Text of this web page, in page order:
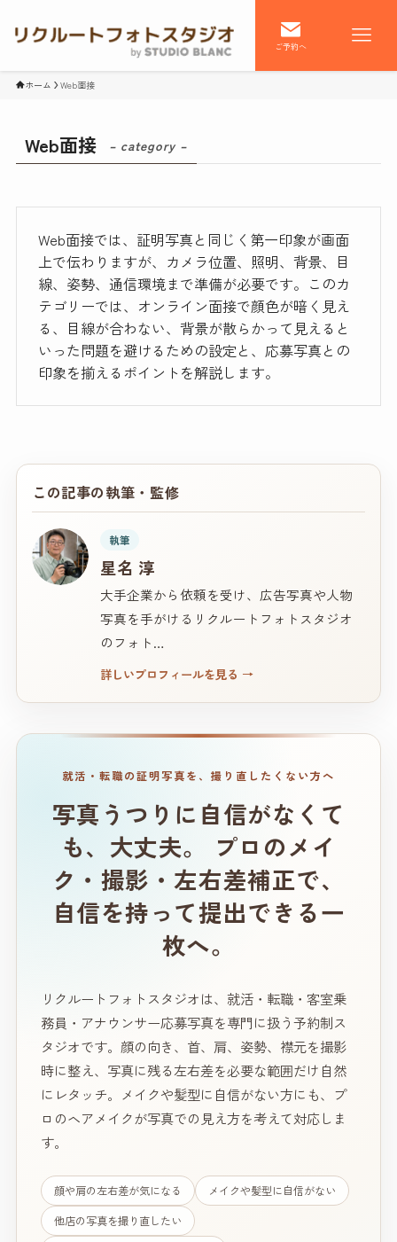
ご予約へ
ホーム Web面接
Web面接 – category –
Web面接では、証明写真と同じく第一印象が画面
上で伝わりますが、カメラ位置、照明、背景、目
線、姿勢、通信環境まで準備が必要です。このカ
テゴリーでは、オンライン面接で顔色が暗く見え
る、目線が合わない、背景が散らかって見えると
いった問題を避けるための設定と、応募写真との
印象を揃えるポイントを解説します。
この記事の執筆・監修
執筆
星名 淳
大手企業から依頼を受け、広告写真や人物
写真を手がけるリクルートフォトスタジオ
のフォト…
詳しいプロフィールを見る →
就活・転職の証明写真を、撮り直したくない方へ
写真うつりに自信がなくて
も、大丈夫。
プロのメイ
ク・撮影・左右差補正で、
自信を持って提出できる一
枚へ。
リクルートフォトスタジオは、就活・転職・客室乗
務員・アナウンサー応募写真を専門に扱う予約制ス
タジオです。顔の向き、首、肩、姿勢、襟元を撮影
時に整え、写真に残る左右差を必要な範囲だけ自然
にレタッチ。メイクや髪型に自信がない方にも、プ
ロのヘアメイクが写真での見え方を考えて対応しま
す。
顔や肩の左右差が気になる
メイクや髪型に自信がない
他店の写真を撮り直したい